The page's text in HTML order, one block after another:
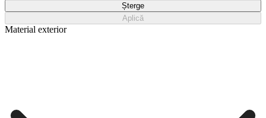
Șterge
Aplică
Material exterior